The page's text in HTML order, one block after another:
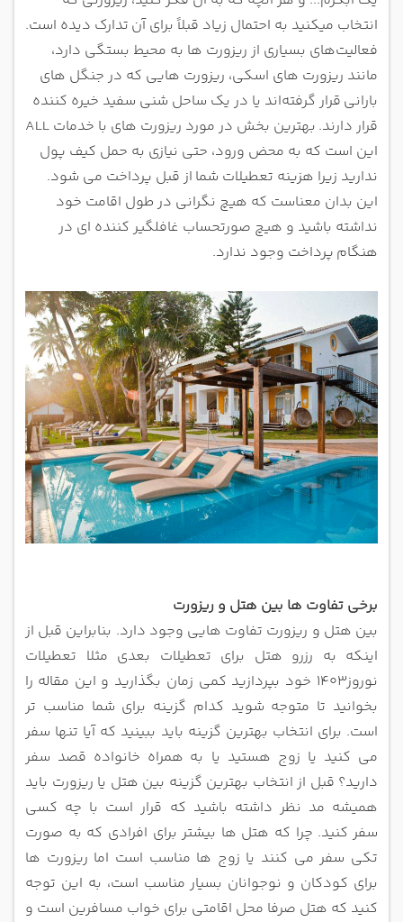
انتخاب میکنید به احتمال زیاد قبلاً برای آن تدارک دیده است.
فعالیت‌های بسیاری از ریزورت ها به محیط بستگی دارد،
مانند ریزورت‌ های اسکی، ریزورت هایی که در جنگل ‌های
بارانی قرار گرفته‌اند یا در یک ساحل شنی سفید خیره‌ کننده
قرار دارند.
بهترین بخش در مورد ریزورت های با خدمات ALL
این است که به محض ورود، حتی نیازی به حمل کیف پول
ندارید زیرا هزینه تعطیلات شما از قبل پرداخت می شود.
این بدان معناست که هیچ نگرانی در طول اقامت خود
نداشته باشید و هیچ صورتحساب غافلگیر کننده ای در
هنگام پرداخت وجود ندارد.
برخی تفاوت ها بین هتل و ریزورت
بین هتل و ریزورت تفاوت هایی وجود دارد. بنابراین قبل از
اینکه به رزرو هتل برای تعطیلات بعدی مثلا تعطیلات
نوروز1403 خود بپردازید کمی زمان بگذارید و این مقاله
را
بخوانید تا متوجه شوید کدام گزینه برای شما مناسب تر
است. برای انتخاب بهترین گزینه باید ببینید که آیا تنها سفر
می کنید یا زوج هستید یا به همراه خانواده قصد سفر
دارید؟ قبل از انتخاب بهترین گزینه بین هتل یا ریزورت باید
همیشه مد نظر داشته باشید که قرار است با چه کسی
سفر کنید. چرا که هتل ها بیشتر برای افرادی که به صورت
تکی سفر می کنند یا زوج ها مناسب است اما ریزورت ها
برای کودکان و نوجوانان بسیار مناسب است، به این توجه
کنید که هتل صرفا محل اقامتی برای خواب مسافرین است و